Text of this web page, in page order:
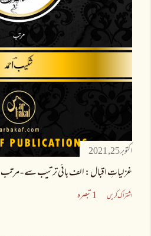
اکتوبر 25, 2021
غزلیاتِ اقبال: الف بائی ترتیب سے -
اشتراک کریں 1 تبصرہ